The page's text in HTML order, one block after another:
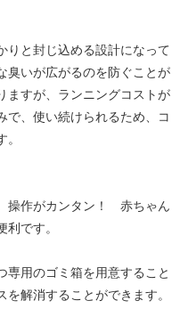
りと封じ込める設計になって
臭いが広がるのを防ぐことが
ますが、ランニングコストが
で、使い続けられるため、コ
操作がカンタン！ 赤ちゃん
です。
専用のゴミ箱を用意すること
解消することができます。